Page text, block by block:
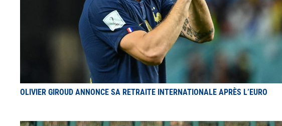
OLIVIER GIROUD ANNONCE SA RETRAITE INTERNATIONALE APRÈS L’EURO